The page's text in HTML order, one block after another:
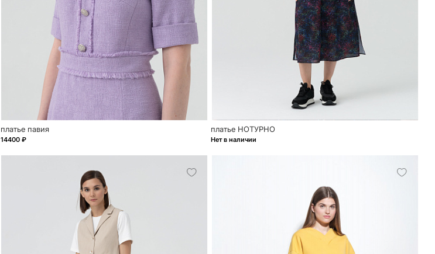
платье павия
14400 ₽
платье НОТУРНО
Нет в наличии